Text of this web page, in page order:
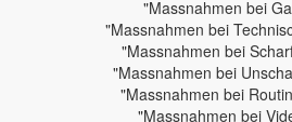
"Massnahmen bei
"Massnahmen bei
"Massnahmen bei
"Massnahmen bei
"Massnahmen bei
"Massnahmen bei